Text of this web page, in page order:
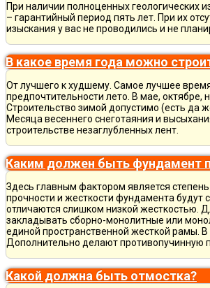
При наличии полноценных геологических
– гарантийный период пять лет. При их
изыскания у вас не проводились и не
В какое время года можно
От лучшего к худшему. Самое лучшее
предпочтительности лето. В мае, октябре,
Строительство зимой допустимо (есть да
Месяца весеннего снеготаяния и
строительстве незаглубленных лент.
Каким должен быть фундамент
Здесь главным фактором является
прочности и жесткости фундамента
отличаются слишком низкой жесткостью.
закладывать сборно-монолитные или
единой пространственной жесткой рамы.
Дополнительно делают противопучинную
Какой должна быть отмостка?